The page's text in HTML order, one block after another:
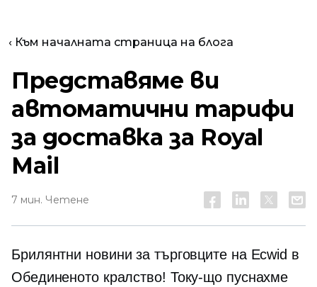
‹ Към началната страница на блога
Представяме ви
автоматични тарифи
за доставка за Royal
Mail
7 мин. Четене
Брилянтни новини за търговците на Ecwid в
Обединеното кралство! Току-що пуснахме